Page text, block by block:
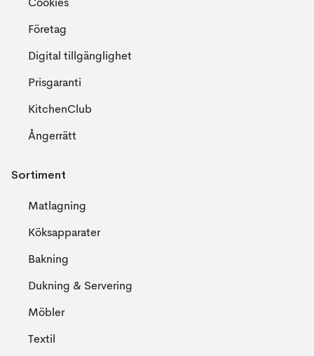
Cookies
Företag
Digital tillgänglighet
Prisgaranti
KitchenClub
Ångerrätt
Sortiment
Matlagning
Köksapparater
Bakning
Dukning & Servering
Möbler
Textil